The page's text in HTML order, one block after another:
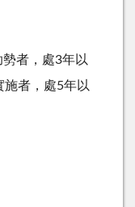
者，處3年以
施者，處5年以